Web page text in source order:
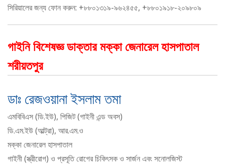
সিরিয়ালের জন্য ফোন করুন: +৮৮০১৩১৯-৯৬২৪৫৫, +৮৮০১৯১৮-২০৯৮০৯
গাইনি বিশেষজ্ঞ ডাক্তার মক্কা জেনারেল হাসপাতাল
শরীয়তপুর
ডাঃ রেজওয়ানা ইসলাম তমা
এমবিবিএস (ডি.ইউ), পিজিট (গাইনী এন্ড অবস)
ডি.এম.ইউ (আল্ট্রা), আর.এম.ও
মক্কা জেনারেল হাসপাতাল
গাইনী (স্ত্রীরোগ) ও প্রসূতি রোগের চিকিৎসক ও সার্জন এবং সনোলজিস্ট